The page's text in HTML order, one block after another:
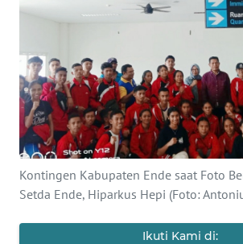
Kontingen Kabupaten Ende saat Foto
Setda Ende, Hiparkus Hepi (Foto:
Ikuti Kami di:
LABUAN
OPINI
Informasi
INDEKS
BERITA
KONTAK